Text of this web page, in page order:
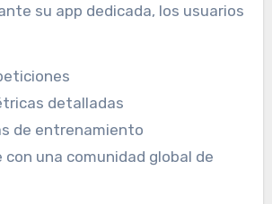
su app dedicada, los usuarios
detalladas
de entrenamiento
con una comunidad global de